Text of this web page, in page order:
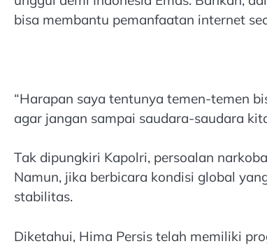
bisa membantu pemanfaatan internet
“Harapan saya tentunya temen-temen
agar jangan sampai saudara-saudara
Tak dipungkiri Kapolri, persoalan
Namun, jika berbicara kondisi global
stabilitas.
Diketahui, Hima Persis telah memiliki